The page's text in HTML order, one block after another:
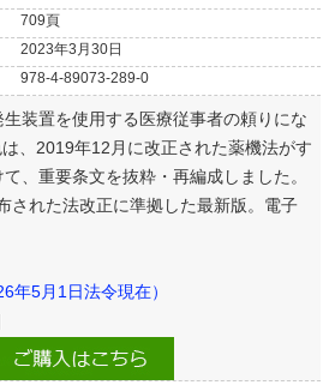
709頁
2023年3月30日
978-4-89073-289-0
装置を使用する医療従事者の頼りにな
、2019年12月に改正された薬機法がす
、重要条文を抜粋・再編成しました。
された法改正に準拠した最新版。電子
年5月1日法令現在）